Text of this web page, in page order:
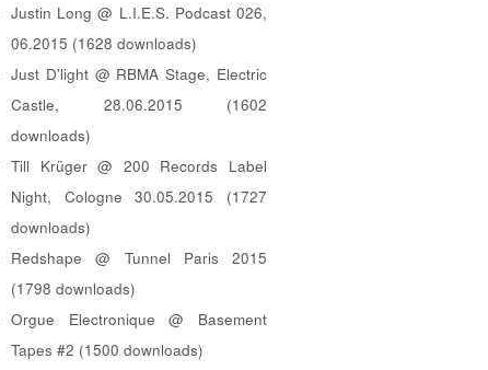
Justin Long @ L.I.E.S. Podcast 026,
06.2015 (1628 downloads)
Just D'light @ RBMA Stage, Electric
Castle, 28.06.2015 (1602
downloads)
Till Krüger @ 200 Records Label
Night, Cologne 30.05.2015 (1727
downloads)
Redshape @ Tunnel Paris 2015
(1798 downloads)
Orgue Electronique @ Basement
Tapes #2 (1500 downloads)